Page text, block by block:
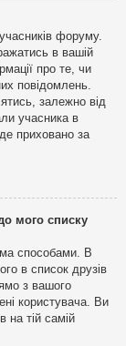
форуму.
в вашій
про те, чи
повідомлень.
залежно від
учасника в
приховано за
мого списку
способами. В
в список друзів
з вашого
користувача. Ви
на тій самій